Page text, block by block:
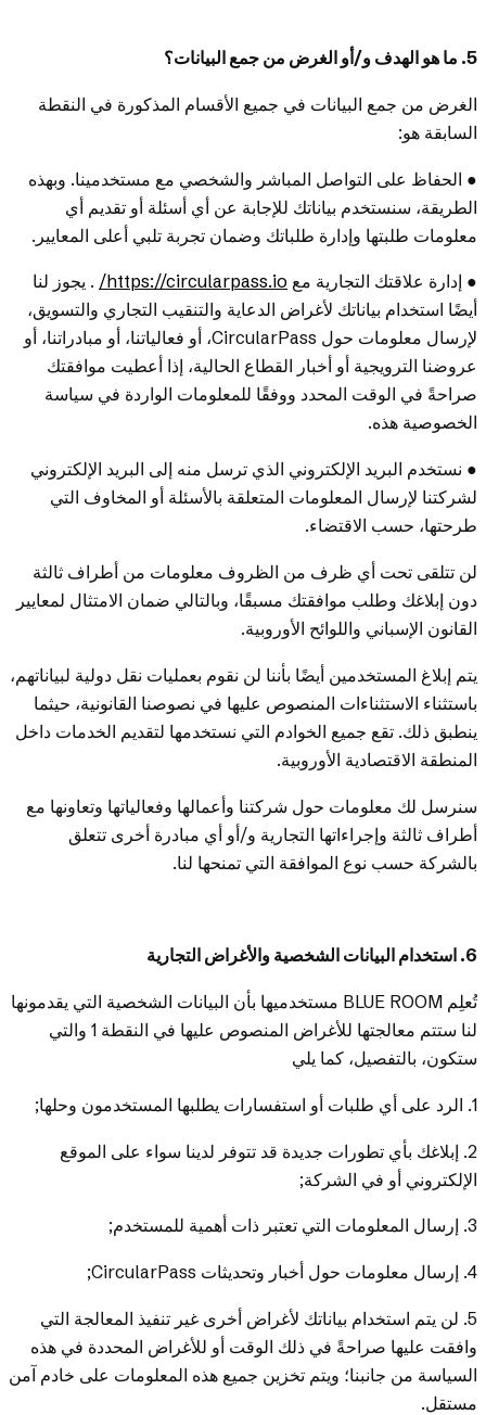
5. ما هو الهدف و/أو الغرض من جمع البيانات؟
الغرض من جمع البيانات في جميع الأقسام المذكورة في النقطة
السابقة هو:
● الحفاظ على التواصل المباشر والشخصي مع مستخدمينا. وبهذه
الطريقة، سنستخدم بياناتك للإجابة عن أي أسئلة أو تقديم أي
معلومات طلبتها وإدارة طلباتك وضمان تجربة تلبي أعلى المعايير.
● إدارة علاقتك التجارية مع https://circularpass.io/
. يجوز لنا
أيضًا استخدام بياناتك لأغراض الدعاية والتنقيب التجاري والتسويق،
لإرسال معلومات حول CircularPass، أو فعالياتنا، أو مبادراتنا، أو
عروضنا الترويجية أو أخبار القطاع الحالية، إذا أعطيت موافقتك
صراحةً في الوقت المحدد ووفقًا للمعلومات الواردة في سياسة
الخصوصية هذه.
● نستخدم البريد الإلكتروني الذي ترسل منه إلى البريد الإلكتروني
لشركتنا لإرسال المعلومات المتعلقة بالأسئلة أو المخاوف التي
طرحتها، حسب الاقتضاء.
لن تتلقى تحت أي ظرف من الظروف معلومات من أطراف ثالثة
دون إبلاغك وطلب موافقتك مسبقًا، وبالتالي ضمان الامتثال لمعايير
القانون الإسباني واللوائح الأوروبية.
يتم إبلاغ المستخدمين أيضًا بأننا لن نقوم بعمليات نقل دولية لبياناتهم،
باستثناء الاستثناءات المنصوص عليها في نصوصنا القانونية، حيثما
ينطبق ذلك. تقع جميع الخوادم التي نستخدمها لتقديم الخدمات داخل
المنطقة الاقتصادية الأوروبية.
سنرسل لك معلومات حول شركتنا وأعمالها وفعالياتها وتعاونها مع
أطراف ثالثة وإجراءاتها التجارية و/أو أي مبادرة أخرى تتعلق
بالشركة حسب نوع الموافقة التي تمنحها لنا.
6. استخدام البيانات الشخصية والأغراض التجارية
تُعلِم BLUE ROOM مستخدميها بأن البيانات الشخصية التي يقدمونها
لنا ستتم معالجتها للأغراض المنصوص عليها في النقطة 1 والتي
ستكون، بالتفصيل، كما يلي
1. الرد على أي طلبات أو استفسارات يطلبها المستخدمون وحلها;
2. إبلاغك بأي تطورات جديدة قد تتوفر لدينا سواء على الموقع
الإلكتروني أو في الشركة;
3. إرسال المعلومات التي تعتبر ذات أهمية للمستخدم;
4. إرسال معلومات حول أخبار وتحديثات CircularPass;
5. لن يتم استخدام بياناتك لأغراض أخرى غير تنفيذ المعالجة التي
وافقت عليها صراحةً في ذلك الوقت أو للأغراض المحددة في هذه
السياسة من جانبنا؛ ويتم تخزين جميع هذه المعلومات على خادم آمن
مستقل.